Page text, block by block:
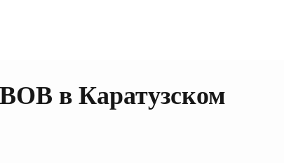
в Каратузском